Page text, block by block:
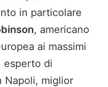
in particolare
, americano
ai massimi
esperto di
Napoli, miglior